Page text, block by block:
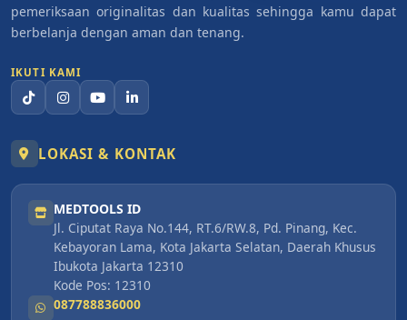
pemeriksaan originalitas dan kualitas sehingga kamu dapat
berbelanja dengan aman dan tenang.
IKUTI KAMI
LOKASI & KONTAK
MEDTOOLS ID
Jl. Ciputat Raya No.144, RT.6/RW.8, Pd. Pinang, Kec.
Kebayoran Lama, Kota Jakarta Selatan, Daerah Khusus
Ibukota Jakarta 12310
Kode Pos: 12310
087788836000